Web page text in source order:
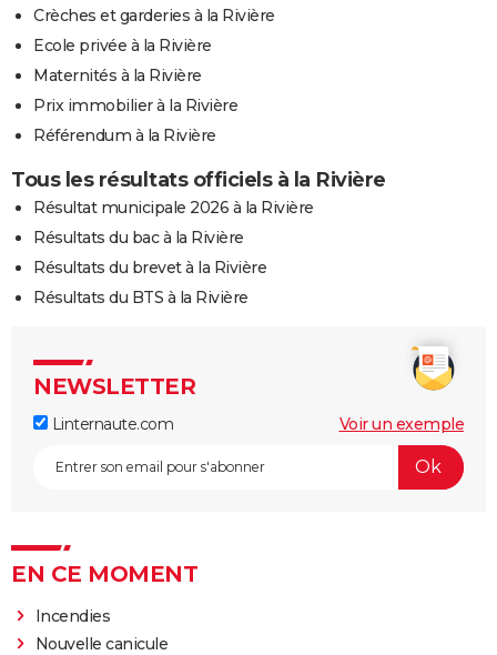
Crèches et garderies à la Rivière
Ecole privée à la Rivière
Maternités à la Rivière
Prix immobilier à la Rivière
Référendum à la Rivière
Tous les résultats officiels à la Rivière
Résultat municipale 2026 à la Rivière
Résultats du bac à la Rivière
Résultats du brevet à la Rivière
Résultats du BTS à la Rivière
NEWSLETTER
Linternaute.com Voir un exemple
EN CE MOMENT
Incendies
Nouvelle canicule